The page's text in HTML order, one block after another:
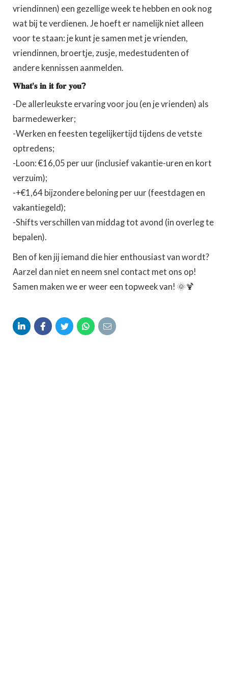
vriendinnen) een gezellige week te hebben en ook nog
wat bij te verdienen. Je hoeft er namelijk niet alleen
voor te staan: je kunt je samen met je vrienden,
vriendinnen, broertje, zusje, medestudenten of
andere kennissen aanmelden.
𝐖𝐡𝐚𝐭’𝐬 𝐢𝐧 𝐢𝐭 𝐟𝐨𝐫 𝐲𝐨𝐮?
-De allerleukste ervaring voor jou (en je vrienden) als
barmedewerker;
-Werken en feesten tegelijkertijd tijdens de vetste
optredens;
-Loon: €16,05 per uur (inclusief vakantie-uren en kort
verzuim);
-+€1,64 bijzondere beloning per uur (feestdagen en
vakantiegeld);
-Shifts verschillen van middag tot avond (in overleg te
bepalen).
Ben of ken jij iemand die hier enthousiast van wordt?
Aarzel dan niet en neem snel contact met ons op!
Samen maken we er weer een topweek van! 🌞🍹
    